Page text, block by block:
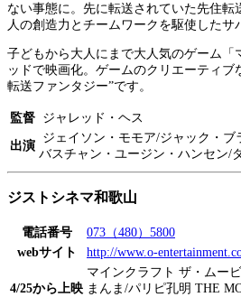
ない事態に。先に転送されていた先住転
人の創造力とチームワークを駆使したサ
子どもから大人にまで大人気のゲーム「
ッドで映画化。ゲームのクリエーティブ
転送ファンタジー”です。
監督 ジャレッド・ヘス
出演
ジェイソン・モモア/ジャック・
バスチャン・ユージン・ハンセン/
ジストシネマ和歌山
電話番号
073（480）5800
webサイト
http://www.o-
4/25から上映
マインクラフト ザ・ムー
まんま/パリピ孔明 THE